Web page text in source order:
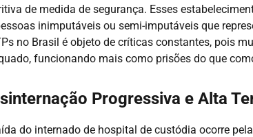
de medida de segurança. Esses
inimputáveis ou semi-imputáveis que
no Brasil é objeto de críticas constantes, pois
funcionando mais como prisões do que
Progressiva e Alta
do internado de hospital de custódia ocorre